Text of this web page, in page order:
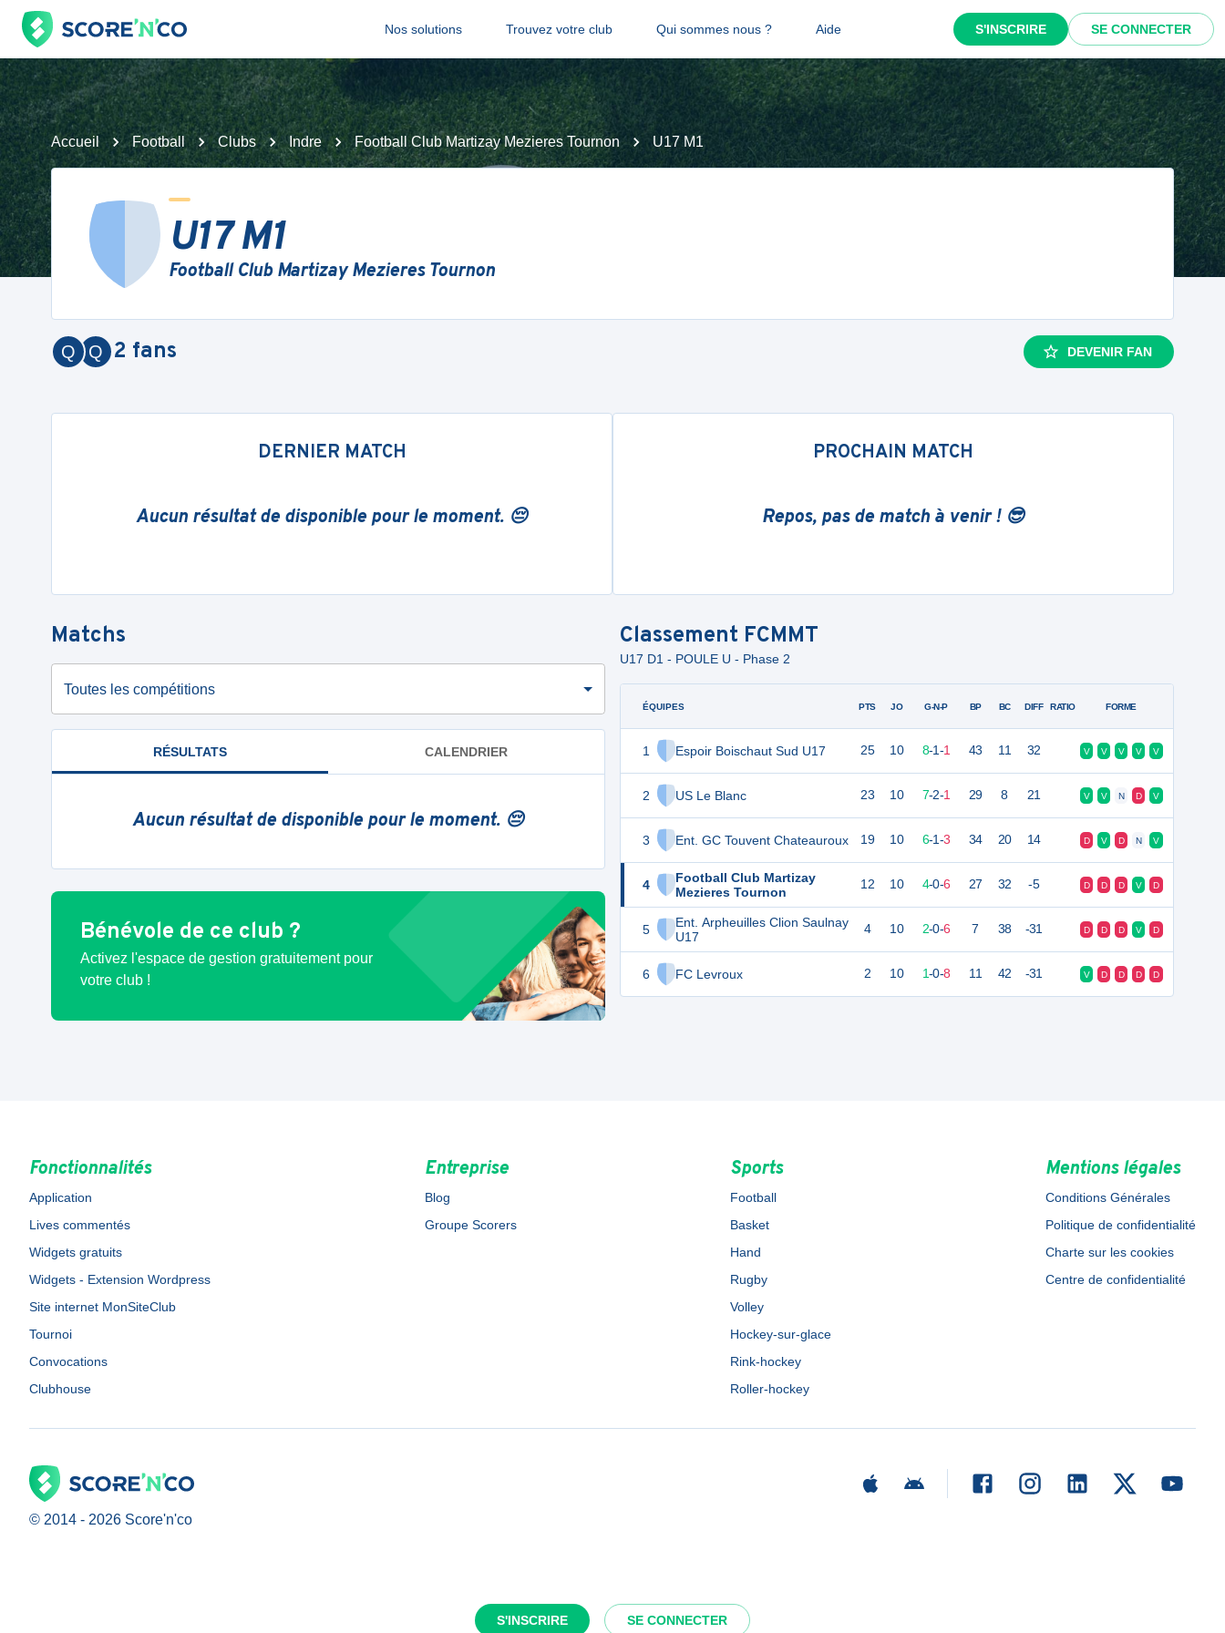
Nos solutions Trouvez votre club Qui sommes nous ? Aide S'INSCRIRE SE CONNECTER
S'INSCRIRE SE CONNECTER
Accueil Football Clubs Indre Football Club Martizay Mezieres Tournon U17 M1
U17 M1
Football Club Martizay Mezieres Tournon
Q
Q 2 fans DEVENIR FAN
DERNIER MATCH
Aucun résultat de disponible pour le moment. 😔
PROCHAIN MATCH
Repos, pas de match à venir ! 😎
Matchs
Toutes les compétitions
RÉSULTATS CALENDRIER
Aucun résultat de disponible pour le moment. 😔
Bénévole de ce club ?
Activez l'espace de gestion gratuitement pour
votre club !
Classement FCMMT
U17 D1 - POULE U - Phase 2
ÉQUIPES
1 Espoir Boischaut Sud U17
2 US Le Blanc
3 Ent. GC Touvent Chateauroux
4
Football Club Martizay
Mezieres Tournon
5
Ent. Arpheuilles Clion Saulnay
U17
6 FC Levroux
PTS JO G-N-P BP BC DIFF RATIO FORME
25 10 8-1-1 43 11 32 V V V V V
23 10 7-2-1 29 8 21 V V N D V
19 10 6-1-3 34 20 14 D V D N V
12 10 4-0-6 27 32 -5 D D D V D
4 10 2-0-6 7 38 -31 D D D V D
2 10 1-0-8 11 42 -31 V D D D D
Fonctionnalités
Application
Lives commentés
Widgets gratuits
Widgets - Extension Wordpress
Site internet MonSiteClub
Tournoi
Convocations
Clubhouse
Entreprise
Blog
Groupe Scorers
Sports
Football
Basket
Hand
Rugby
Volley
Hockey-sur-glace
Rink-hockey
Roller-hockey
Mentions légales
Conditions Générales
Politique de confidentialité
Charte sur les cookies
Centre de confidentialité
© 2014 - 2026 Score'n'co